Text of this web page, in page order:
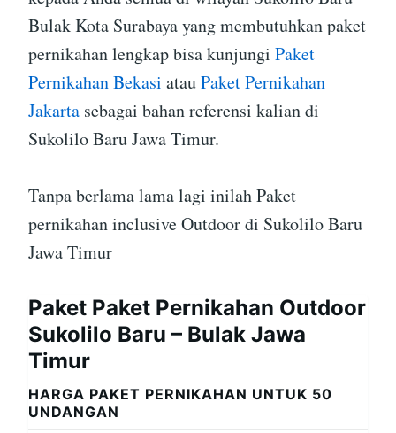
Bulak Kota Surabaya yang membutuhkan paket
pernikahan lengkap bisa kunjungi Paket
Pernikahan Bekasi atauPaket Pernikahan
Jakarta sebagai bahan referensi kalian di
Sukolilo Baru Jawa Timur.
Tanpa berlama lama lagi inilah Paket
pernikahan inclusive Outdoor di Sukolilo Baru
Jawa Timur
Paket Paket Pernikahan Outdoor
Sukolilo Baru – Bulak Jawa
Timur
HARGA PAKET PERNIKAHAN UNTUK 50
UNDANGAN